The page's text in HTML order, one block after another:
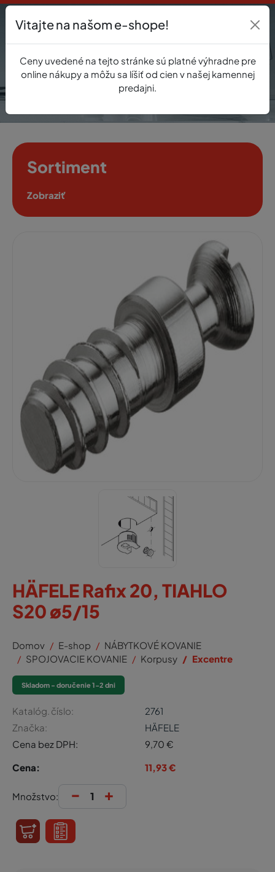
0
Sortiment
Zobraziť
HÄFELE Rafix 20, TIAHLO
S20 ø5/15
Domov E-shop
NÁBYTKOVÉ KOVANIE
SPOJOVACIE KOVANIE
Korpusy Excentre
Skladom - doručenie 1-2 dni
Katalóg. číslo:
2761
Značka:
HÄFELE
Cena bez DPH:
9,70 €
Cena:
11,93€
Množstvo: - +
Vitajte na našom e-shope!
Ceny uvedené na tejto stránke sú platné výhradne pre
online nákupy a môžu sa líšiť od cien v našej kamennej
predajni.